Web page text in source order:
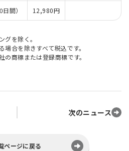
間） 12,980円
グを除く。
合を除きすべて税込です。
商標または登録商標です。
次のニュース
ページに戻る